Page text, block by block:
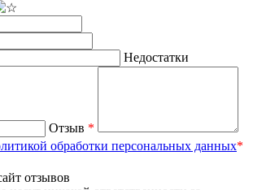
Недостатки
Отзыв *
обработки персональных данных*
отзывов